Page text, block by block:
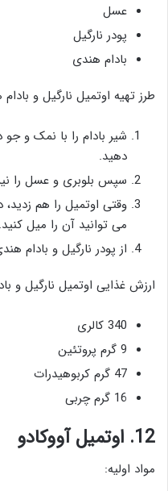
عسل
پودر نارگیل
بادام هندی
طرز تهیه اوتمیل نارگیل و
شیر بادام را با نمک و
دهید.
سپس بلوبری و عسل را
وقتی اوتمیل را هم زدید،
می توانید آن را میل کنید.
از پودر نارگیل و بادام
ارزش غذایی اوتمیل نارگیل و
340 کالری
9 گرم پروتئین
47 گرم کربوهیدرات
16 گرم چربی
12. اوتمیل آووکادو
مواد اولیه: